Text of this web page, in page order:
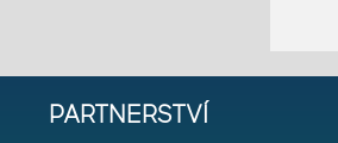
PARTNERSTVÍ